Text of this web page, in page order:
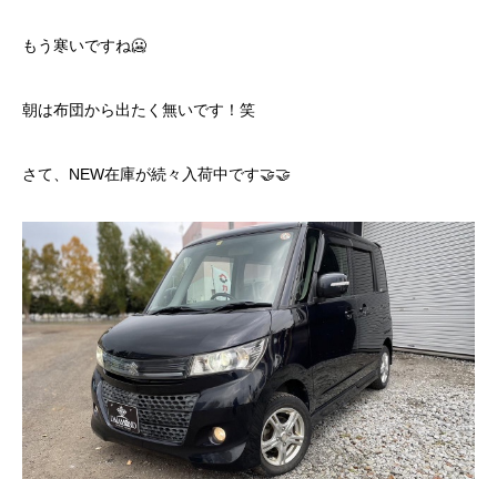
もう寒いですね🥶
朝は布団から出たく無いです！笑
さて、NEW在庫が続々入荷中です🤝🤝